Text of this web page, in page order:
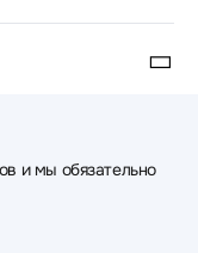
и мы обязательно